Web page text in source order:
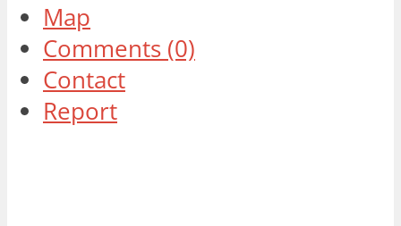
Map
Comments (0)
Contact
Report